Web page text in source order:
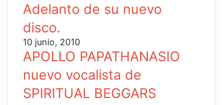
Adelanto de su nuevo
disco.
10 junio, 2010
APOLLO PAPATHANASIO
nuevo vocalista de
SPIRITUAL BEGGARS